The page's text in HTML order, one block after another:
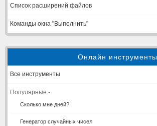
Список расширений файлов
Команды окна "Выполнить"
Онлайн инструменты
Все инструменты
Популярные -
Сколько мне дней?
Генератор случайных чисел